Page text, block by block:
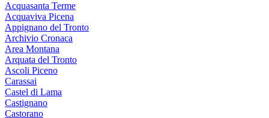
Acquasanta Terme
Acquaviva Picena
Appignano del Tronto
Archivio Cronaca
Area Montana
Arquata del Tronto
Ascoli Piceno
Carassai
Castel di Lama
Castignano
Castorano